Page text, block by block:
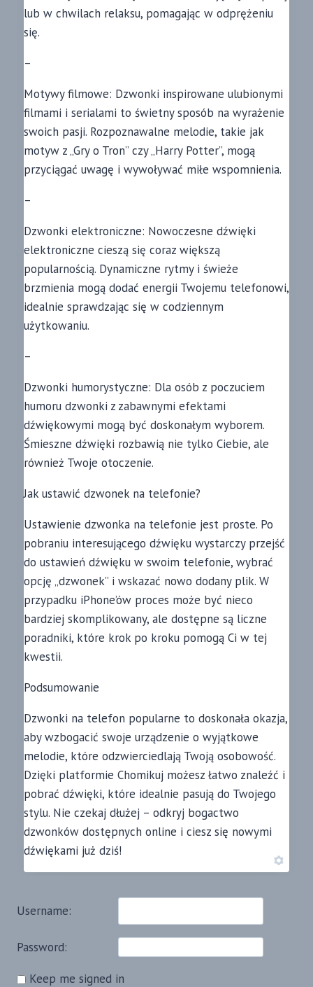
lub w chwilach relaksu, pomagając w odprężeniu
się.
–
Motywy filmowe: Dzwonki inspirowane ulubionymi
filmami i serialami to świetny sposób na wyrażenie
swoich pasji. Rozpoznawalne melodie, takie jak
motyw z „Gry o Tron” czy „Harry Potter”, mogą
przyciągać uwagę i wywoływać miłe wspomnienia.
–
Dzwonki elektroniczne: Nowoczesne dźwięki
elektroniczne cieszą się coraz większą
popularnością. Dynamiczne rytmy i świeże
brzmienia mogą dodać energii Twojemu telefonowi,
idealnie sprawdzając się w codziennym
użytkowaniu.
–
Dzwonki humorystyczne: Dla osób z poczuciem
humoru dzwonki z zabawnymi efektami
dźwiękowymi mogą być doskonałym wyborem.
Śmieszne dźwięki rozbawią nie tylko Ciebie, ale
również Twoje otoczenie.
Jak ustawić dzwonek na telefonie?
Ustawienie dzwonka na telefonie jest proste. Po
pobraniu interesującego dźwięku wystarczy przejść
do ustawień dźwięku w swoim telefonie, wybrać
opcję „dzwonek” i wskazać nowo dodany plik. W
przypadku iPhone’ów proces może być nieco
bardziej skomplikowany, ale dostępne są liczne
poradniki, które krok po kroku pomogą Ci w tej
kwestii.
Podsumowanie
Dzwonki na telefon popularne to doskonała okazja,
aby wzbogacić swoje urządzenie o wyjątkowe
melodie, które odzwierciedlają Twoją osobowość.
Dzięki platformie Chomikuj możesz łatwo znaleźć i
pobrać dźwięki, które idealnie pasują do Twojego
stylu. Nie czekaj dłużej – odkryj bogactwo
dzwonków dostępnych online i ciesz się nowymi
dźwiękami już dziś!
Username:
Password:
Keep me signed in